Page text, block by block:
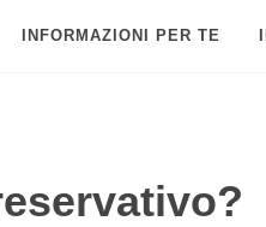
INFORMAZIONI PER TE